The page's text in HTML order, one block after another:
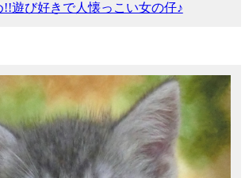
遊び好きで人懐っこい女の仔♪